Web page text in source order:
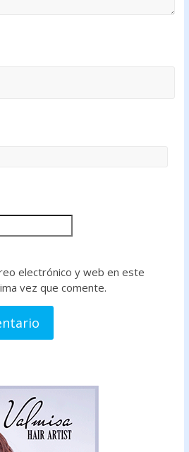
electrónico y web en este
vez que comente.